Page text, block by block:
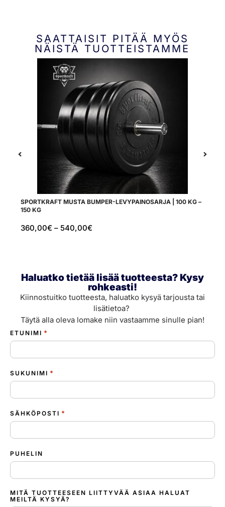
SAATTAISIT PITÄÄ MYÖS
NÄISTÄ TUOTTEISTAMME
SPORTKRAFT MUSTA BUMPER-LEVYPAINOSARJA | 100 KG –
150 KG
360,00€ – 540,00€
Haluatko tietää lisää tuotteesta? Kysy
rohkeasti!
Kiinnostuitko tuotteesta, haluatko kysyä tarjousta tai
lisätietoa?
Täytä alla oleva lomake niin vastaamme sinulle pian!
ETUNIMI *
SUKUNIMI *
SÄHKÖPOSTI *
PUHELIN
MITÄ TUOTTEESEEN LIITTYVÄÄ ASIAA HALUAT
MEILTÄ KYSYÄ?